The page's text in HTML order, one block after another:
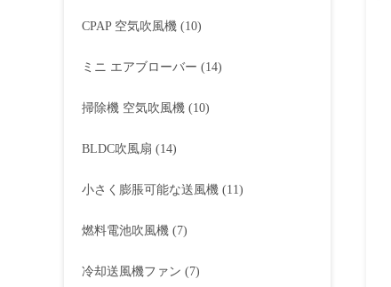
CPAP 空気吹風機 (10)
ミニ エアブローバー (14)
掃除機 空気吹風機 (10)
BLDC吹風扇 (14)
小さく膨脹可能な送風機 (11)
燃料電池吹風機 (7)
冷却送風機ファン (7)